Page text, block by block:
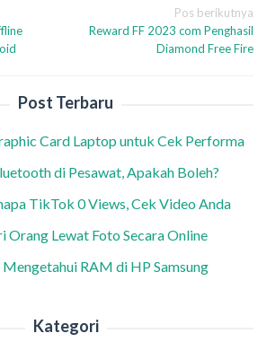
Pos berikutnya
Reward FF 2023 com Penghasil
Diamond Free Fire
Post Terbaru
Card Laptop untuk Cek Performa
di Pesawat, Apakah Boleh?
TikTok 0 Views, Cek Video Anda
Orang Lewat Foto Secara Online
RAM di HP Samsung
Kategori